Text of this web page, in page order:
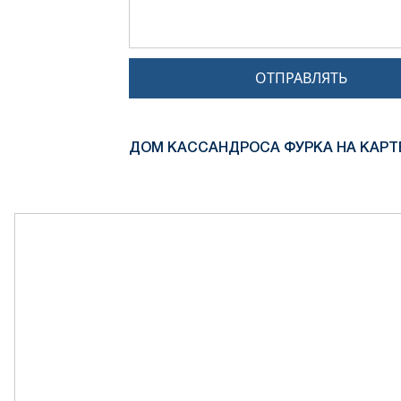
ОТПРАВЛЯТЬ
ДОМ КАССАНДРОСА ФУРКА НА